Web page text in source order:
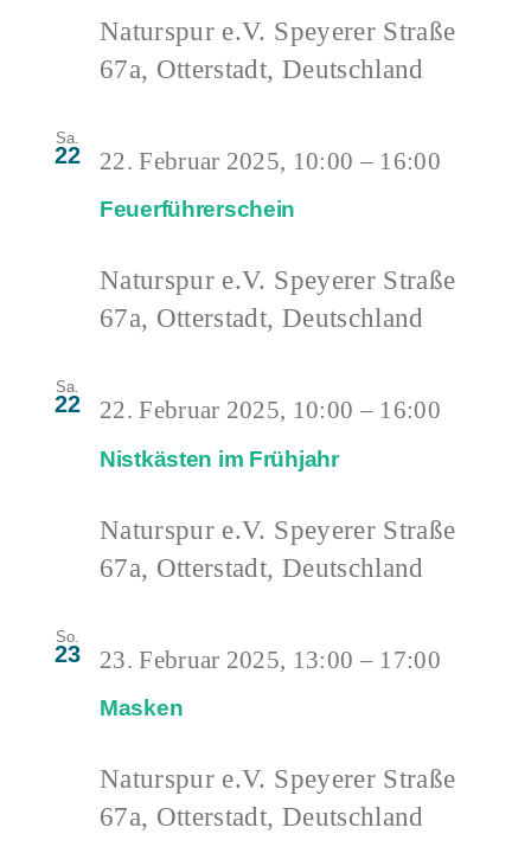
Naturspur e.V. Speyerer Straße
67a, Otterstadt, Deutschland
Sa.
22
Feuerführerschein
22. Februar 2025, 10:00 – 16:00
Naturspur e.V. Speyerer Straße
67a, Otterstadt, Deutschland
Sa.
22
Nistkästen im Frühjahr
22. Februar 2025, 10:00 – 16:00
Naturspur e.V. Speyerer Straße
67a, Otterstadt, Deutschland
So.
23
Masken
23. Februar 2025, 13:00 – 17:00
Naturspur e.V. Speyerer Straße
67a, Otterstadt, Deutschland